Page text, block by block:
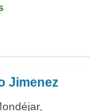
Jimenez